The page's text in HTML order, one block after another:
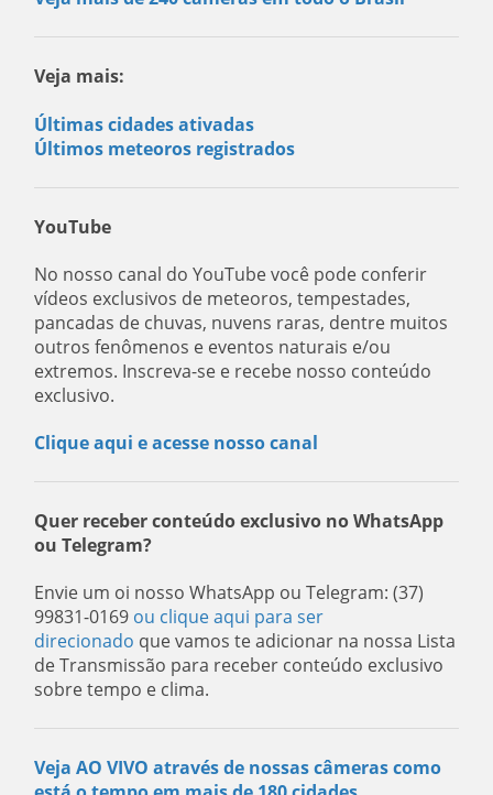
Veja mais:
Últimas cidades ativadas
Últimos meteoros registrados
YouTube
No nosso canal do YouTube você pode conferir
vídeos exclusivos de meteoros, tempestades,
pancadas de chuvas, nuvens raras, dentre muitos
outros fenômenos e eventos naturais e/ou
extremos. Inscreva-se e recebe nosso conteúdo
exclusivo.
Clique aqui e acesse nosso canal
Quer receber conteúdo exclusivo no WhatsApp
ou Telegram?
Envie um oi nosso WhatsApp ou Telegram: (37)
99831-0169 ou clique aqui para ser
direcionado que vamos te adicionar na nossa Lista
de Transmissão para receber conteúdo exclusivo
sobre tempo e clima.
Veja AO VIVO através de nossas câmeras como